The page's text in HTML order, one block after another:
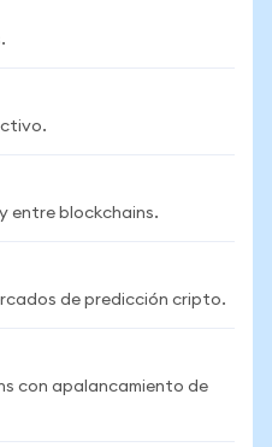
entre blockchains.
de predicción cripto.
con apalancamiento de